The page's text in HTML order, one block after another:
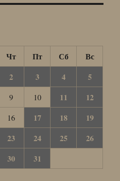
Чт Пт Сб
Вс
2 3 4
5
9 10 11
12
16 17 18
19
23 24 25 26
30 31